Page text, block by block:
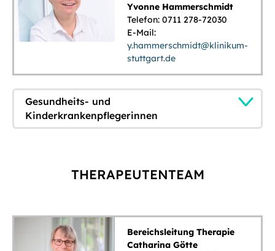
Yvonne Hammerschmidt
Telefon: 0711 278-72030
E-Mail:
y.hammerschmidt@klinikum-
stuttgart.de
Gesundheits- und
Kinderkrankenpflegerinnen
THERAPEUTENTEAM
Bereichsleitung Therapie
Catharina Götte